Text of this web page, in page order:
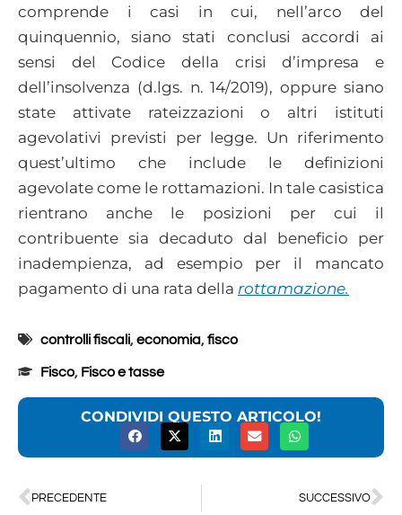
comprende i casi in cui, nell’arco del
quinquennio, siano stati conclusi accordi ai
sensi del Codice della crisi d’impresa e
dell’insolvenza (d.lgs. n. 14/2019), oppure siano
state attivate rateizzazioni o altri istituti
agevolativi previsti per legge. Un riferimento
quest’ultimo che include le definizioni
agevolate come le rottamazioni. In tale casistica
rientrano anche le posizioni per cui il
contribuente sia decaduto dal beneficio per
inadempienza, ad esempio per il mancato
pagamento di una rata della rottamazione.
controlli fiscali,economia,fisco
Fisco, Fisco e tasse
CONDIVIDI QUESTO ARTICOLO!
PRECEDENTE SUCCESSIVO